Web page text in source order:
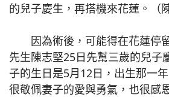
的兒子慶生，再搭機來花蓮。（
因為術後，可能得在花蓮停
先生陳志堅25日先幫三歲的兒子
子的生日是5月12日，出生那一
很敬佩妻子的愛與勇氣，也很感